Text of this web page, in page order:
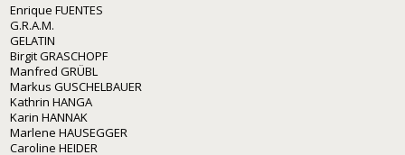
Enrique FUENTES
G.R.A.M.
GELATIN
Birgit GRASCHOPF
Manfred GRÜBL
Markus GUSCHELBAUER
Kathrin HANGA
Karin HANNAK
Marlene HAUSEGGER
Caroline HEIDER